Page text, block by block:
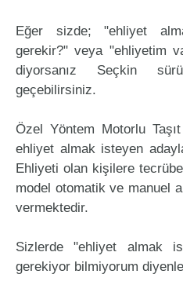
Eğer sizde; "ehliyet
gerekir?" veya "ehliyetim
diyorsanız Seçkin
geçebilirsiniz.
Özel Yöntem Motorlu
ehliyet almak isteyen
Ehliyeti olan kişilere
model otomatik ve manuel
vermektedir.
Sizlerde "ehliyet almak
gerekiyor bilmiyorum